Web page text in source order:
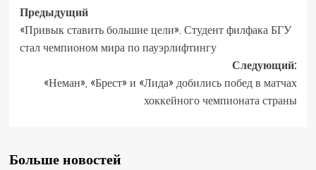
Предыдущий
«Привык ставить большие цели». Студент филфака БГУ
стал чемпионом мира по пауэрлифтингу
Следующий:
«Неман», «Брест» и «Лида» добились побед в матчах
хоккейного чемпионата страны
Больше новостей